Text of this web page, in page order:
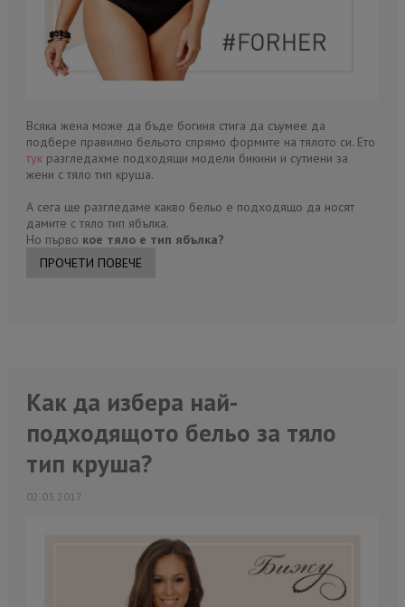
Всяка жена може да бъде богиня стига да съумее да
подбере правилно бельото спрямо формите на тялото си. Ето
тук разгледахме подходящи модели бикини и сутиени за
жени с тяло тип круша.
А сега ще разгледаме какво бельо е подходящо да носят
дамите с тяло тип ябълка.
Но първо кое тяло е тип ябълка?
ПРОЧЕТИ ПОВЕЧЕ
Как да изберa най-
подходящото бельо за тяло
тип круша?
02.03.2017